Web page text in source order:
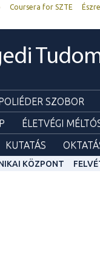
Coursera for SZTE
SZOBOR
ÉLETVÉGI
KUTATÁS
KÖZPONT